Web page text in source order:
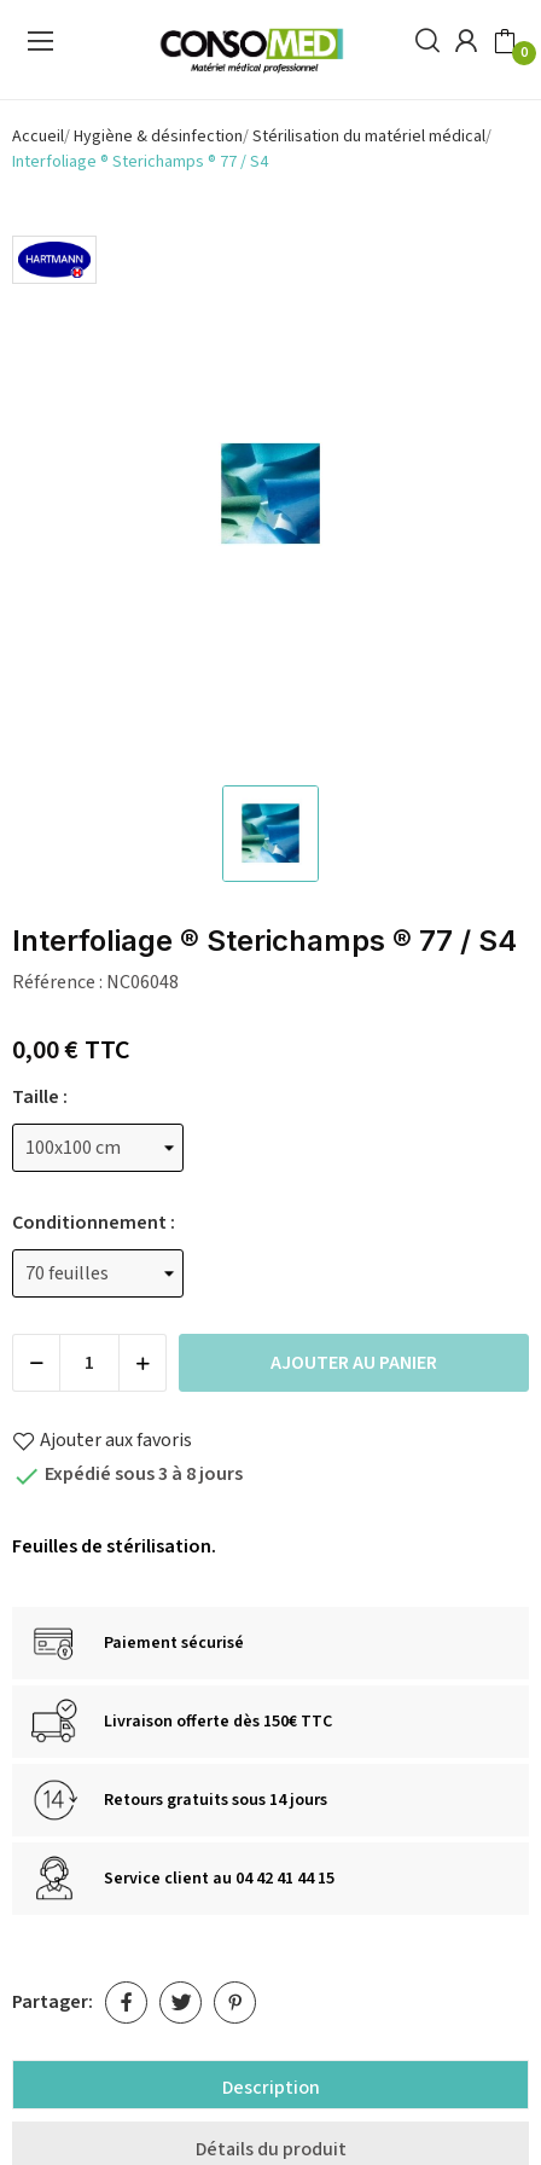
0
Accueil Hygiène & désinfection Stérilisation du matériel médical
Interfoliage ® Sterichamps ® 77 / S4
Interfoliage ® Sterichamps ® 77 / S4
Référence : NC06048
0,00 €TTC
Taille :
Conditionnement :
AJOUTER AU PANIER
Ajouter aux favoris
 Expédié sous 3 à 8 jours
Feuilles de stérilisation.
Paiement sécurisé
Livraison offerte dès 150€ TTC
Retours gratuits sous 14 jours
Service client au 04 42 41 44 15
Partager:
Description
Détails du produit